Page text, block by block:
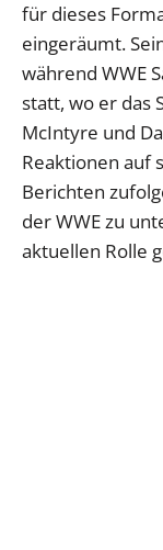
für dieses
eingeräumt.
während WWE
statt, wo er das
McIntyre und
Reaktionen auf
Berichten
der WWE zu
aktuellen Rolle